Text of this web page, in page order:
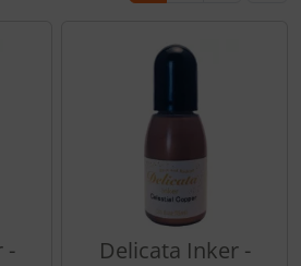
-
Delicata Inker -